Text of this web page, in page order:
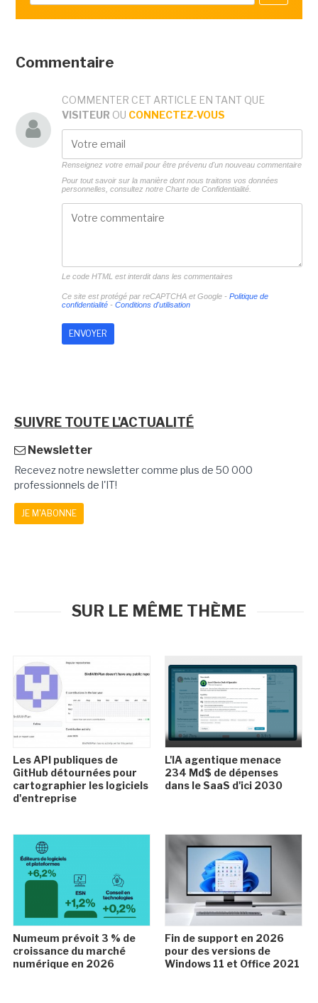
Commentaire
COMMENTER CET ARTICLE EN TANT QUE
VISITEUR OU CONNECTEZ-VOUS
Renseignez votre email pour être prévenu d'un nouveau commentaire
Pour tout savoir sur la manière dont nous traitons vos données
personnelles, consultez notre Charte de Confidentialité.
Le code HTML est interdit dans les commentaires
Ce site est protégé par reCAPTCHA et Google - Politique de
confidentialité- Conditions d'utilisation
SUIVRE TOUTE L'ACTUALITÉ
Newsletter
Recevez notre newsletter comme plus de 50 000
professionnels de l'IT!
JE M'ABONNE
SUR LE MÊME THÈME
Les API publiques de
GitHub détournées pour
cartographier les logiciels
d'entreprise
L'IA agentique menace
234 Md$ de dépenses
dans le SaaS d'ici 2030
Numeum prévoit 3 % de
croissance du marché
numérique en 2026
Fin de support en 2026
pour des versions de
Windows 11 et Office 2021